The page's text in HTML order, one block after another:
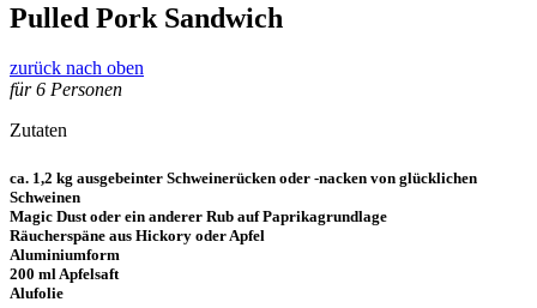
Pulled Pork Sandwich
zurück nach oben
für 6 Personen
Zutaten
ca. 1,2 kg ausgebeinter Schweinerücken oder -nacken von glücklichen
Schweinen
Magic Dust oder ein anderer Rub auf Paprikagrundlage
Räucherspäne aus Hickory oder Apfel
Aluminiumform
200 ml Apfelsaft
Alufolie